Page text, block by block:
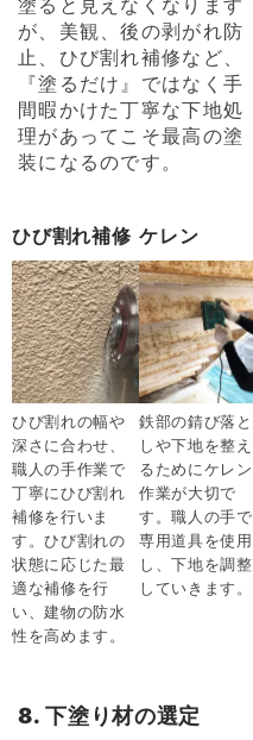
が、美観、後の剥がれ防
止、ひび割れ補修など、
『塗るだけ』ではなく手
間暇かけた丁寧な下地処
理があってこそ最高の塗
装になるのです。
ひび割れ補修
ひび割れの幅や
深さに合わせ、
職人の手作業で
丁寧にひび割れ
補修を行いま
す。ひび割れの
状態に応じた最
適な補修を行
い、建物の防水
性を高めます。
ケレン
鉄部の錆び落と
しや下地を整え
るためにケレン
作業が大切で
す。職人の手で
専用道具を使用
し、下地を調整
していきます。
8. 下塗り材の選定